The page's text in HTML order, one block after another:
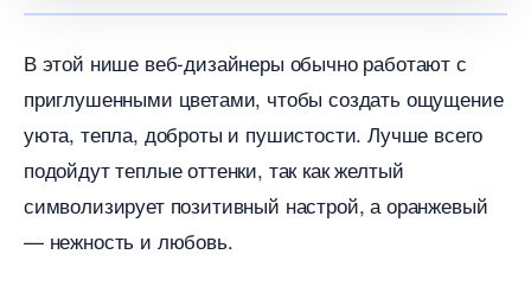
этой нише веб-дизайнеры обычно работают с
приглушенными цветами, чтобы создать ощущение
уюта, тепла, доброты и пушистости. Лучше всего
подойдут теплые оттенки, так как желтый
символизирует позитивный настрой, а оранжевый
— нежность и любовь.